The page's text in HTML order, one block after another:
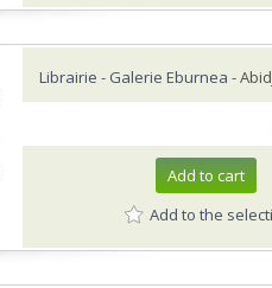
Librairie - Galerie Eburnea -
Add to cart
Add to the